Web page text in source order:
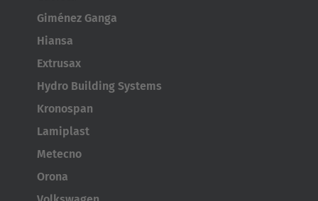
Giménez Ganga
Hiansa
Extrusax
Hydro Building Systems
Kronospan
Lamiplast
Metecno
Orona